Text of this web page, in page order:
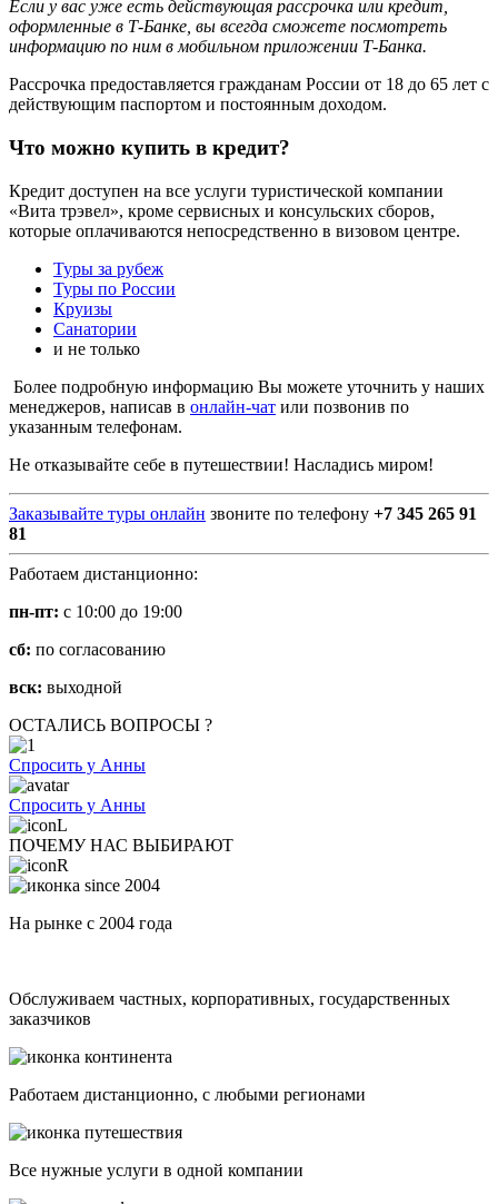
Если у вас уже есть действующая рассрочка или кредит,
оформленные в Т‑Банке, вы всегда сможете посмотреть
информацию по ним в мобильном приложении Т‑Банка.
Рассрочка предоставляется гражданам России от 18 до 65 лет с
действующим паспортом и постоянным доходом.
Что можно купить в кредит?
Кредит доступен на все услуги туристической компании
«Вита трэвел», кроме сервисных и консульских сборов,
которые оплачиваются непосредственно в визовом центре.
Туры за рубеж
Туры по России
Круизы
Санатории
и не только
Более подробную информацию Вы можете уточнить у наших
менеджеров, написав в онлайн-чат или позвонив по
указанным телефонам.
Не отказывайте себе в путешествии! Насладись миром!
Заказывайте туры онлайн звоните по телефону +7 345 265 91
81
Работаем дистанционно:
пн-пт: с 10:00 до 19:00
сб: по согласованию
вск: выходной
ОСТАЛИСЬ ВОПРОСЫ ?
Спросить у Анны
Спросить у Анны
ПОЧЕМУ НАС ВЫБИРАЮТ
На рынке с 2004 года
Обслуживаем частных, корпоративных, государственных
заказчиков
Работаем дистанционно, с любыми регионами
Все нужные услуги в одной компании